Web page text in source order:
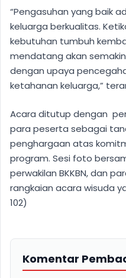
“Pengasuhan yang baik
keluarga berkualitas.
kebutuhan tumbuh
mendatang akan
dengan upaya
ketahanan keluarga,”
Acara ditutup dengan
para peserta sebagai
penghargaan atas
program. Sesi foto
perwakilan BKKBN, dan
rangkaian acara wisuda
102)
Komentar